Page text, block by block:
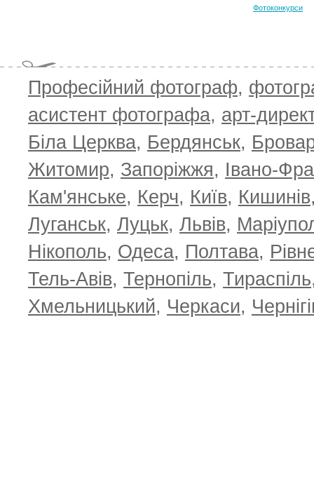
TOP 100 for May 2026 0 +6.59 ТОП 100
+4.30
Фотоконкурси
Професійний фотограф,
асистент фотографа, арт-
Біла Церква, Бердянськ,
Житомир, Запоріжжя, Івано-
Кам'янське, Керч, Київ, Кишинів
Луганськ, Луцьк, Львів,
Нікополь, Одеса, Полтава,
Тель-Авів, Тернопіль, Тираспіль
Хмельницький, Черкаси,